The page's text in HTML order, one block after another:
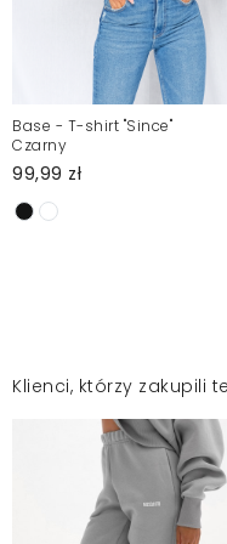
Klientów. Po moderacji
negatywne opinie.
Regulaminie.
Base - T-shirt "Since"
Czarny
99,99 zł
Klienci, którzy zakupili